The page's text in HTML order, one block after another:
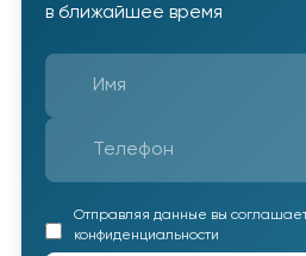
в ближайшее время
Отправляя данные вы
конфиденциальности